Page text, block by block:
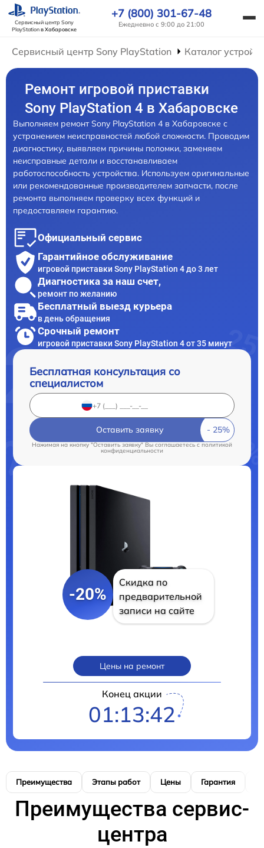
Сервисный центр Sony
PlayStationв Хабаровске
+7 (800) 301-67-48
Ежедневно с 9:00 до 21:00
Сервисный центр Sony PlayStation Каталог
Ремонт игровой приставки
Sony PlayStation 4 в Хабаровске
Выполняем ремонт Sony PlayStation 4 в Хабаровске с
устранением неисправностей любой сложности. Проводим
диагностику, выявляем причины поломки, заменяем
неисправные детали и восстанавливаем
работоспособность устройства. Используем оригинальные
или рекомендованные производителем запчасти, после
ремонта выполняем проверку всех функций и
предоставляем гарантию.
Официальный сервис
Гарантийное обслуживание
игровой приставки Sony PlayStation 4 до 3 лет
Диагностика за наш счет,
ремонт по желанию
Бесплатный выезд курьера
в день обращения
Срочный ремонт
игровой приставки Sony PlayStation 4 от 35 минут
Бесплатная консультация со
специалистом
Оставить заявку
Нажимая на кнопку "Оставить заявку" Вы соглашаетесь cполитикой
конфиденциальности
-20%
Скидка по
предварительной
записи на сайте
Цены на ремонт
Конец акции
01:13:40
Преимущества Этапы работ Цены Гарантия
Преимущества сервис-
центра